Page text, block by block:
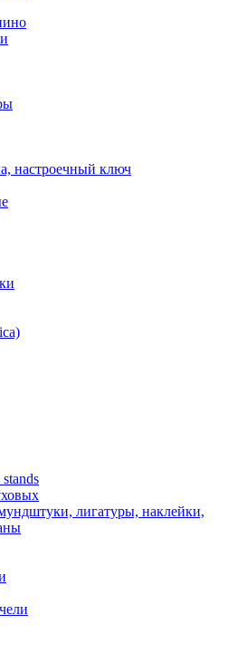
настроечный ключ
лигатуры, наклейки,